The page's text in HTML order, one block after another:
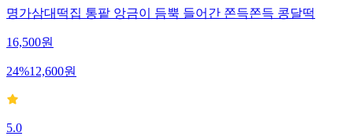
명가삼대떡집 통팥 앙금이 듬뿍 들어간 쫀득쫀득 콩달떡
16,500원
24%12,600원
5.0